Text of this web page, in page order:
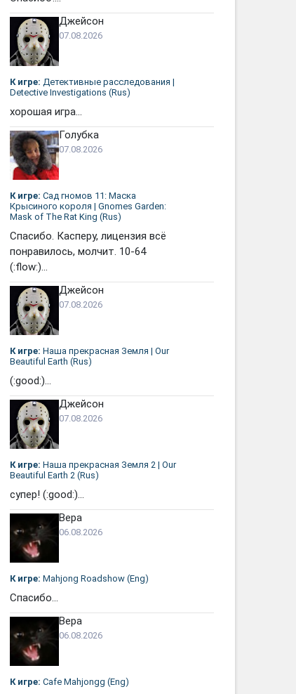
Джейсон
07.08.2026
К игре: Детективные расследования |
Detective Investigations (Rus)
хорошая игра...
Голубка
07.08.2026
К игре: Сад гномов 11: Маска
Крысиного короля | Gnomes Garden:
Mask of The Rat King (Rus)
Спасибо. Касперу, лицензия всё
понравилось, молчит. 10-64
(:flow:)...
Джейсон
07.08.2026
К игре: Наша прекрасная Земля | Our
Beautiful Earth (Rus)
(:good:)...
Джейсон
07.08.2026
К игре: Наша прекрасная Земля 2 | Our
Beautiful Earth 2 (Rus)
супер! (:good:)...
Вера
06.08.2026
К игре: Mahjong Roadshow (Eng)
Спасибо...
Вера
06.08.2026
К игре: Cafe Mahjongg (Eng)